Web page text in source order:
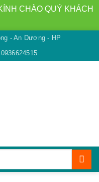
CHÀO QUÝ KHÁCH
- An Dương - HP
0936624515